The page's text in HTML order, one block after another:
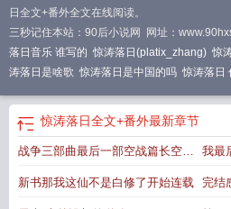
日全文+番外全文在线阅读。
三秒记住本站：90后小说网 网址：
落日音乐 谁写的 惊涛落日(platix_zhang) 惊
涛落日是啥歌 惊涛落日是中国的吗 惊涛落日
涛落日bgm百科
惊涛落日全文+番外最新章节
战争三部曲最后一部空战篇长空战
旗开始连载
我最
新书那我这仙不是白修了开始连载 完结